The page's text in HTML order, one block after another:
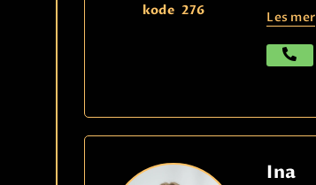
kode 276
Les mer
Ina